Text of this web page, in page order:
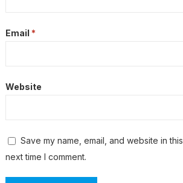
Email *
Website
Save my name, email, and website in
next time I comment.